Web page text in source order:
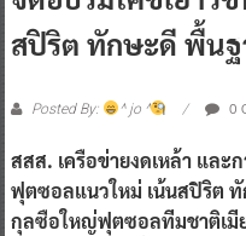
สปิริต ทักษะดี พื้น
Posted By: ^ jo ^ 0
สสส. เครือข่ายงดเหล้า แล
ฟุตซอลแนวใหม่ เน้นสปิริต
กุลซือใหญ่ฟุตซอลทีมชาติเมี